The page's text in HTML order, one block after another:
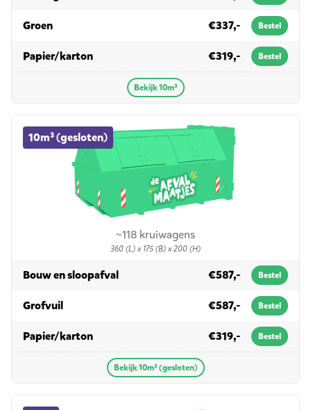
Groenin 10m³ €337,- Bestel
Papier/kartonin 10m³ €319,- Bestel
Bekijk 10m³
~118 kruiwagens
360 (L) x 175 (B) x 200 (H)
10m³ (gesloten)
10m³ (gesloten) container huren
Bouw en sloopafvalin 10m³ (gesloten) €587,- Bestel
Grofvuilin 10m³ (gesloten) €587,- Bestel
Papier/kartonin 10m³ (gesloten) €319,- Bestel
Bekijk 10m³ (gesloten)
15m³ container huren